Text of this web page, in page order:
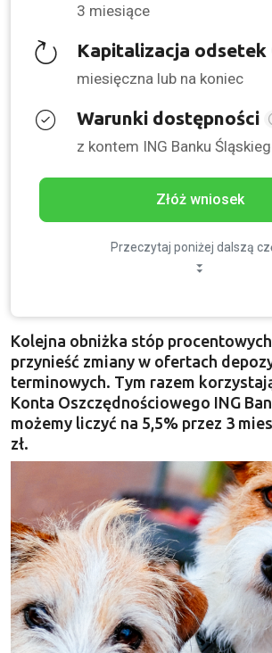
3 miesiące
Kapitalizacja odsetek
miesięczna lub na koniec
Warunki dostępności
z kontem ING Banku
Złóż wniosek
Przeczytaj poniżej dalszą
Kolejna obniżka stóp procentowych
przynieść zmiany w ofertach
terminowych. Tym razem
Konta Oszczędnościowego ING
możemy liczyć na 5,5% przez 3
zł.